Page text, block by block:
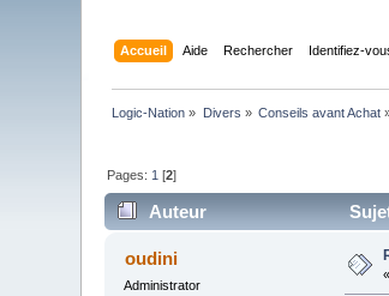
Accueil Aide Rechercher Identifiez-
Logic-Nation » Divers » Conseils avant Achat
Pages: 1 [2]
Auteur
oudini
Administrator
«